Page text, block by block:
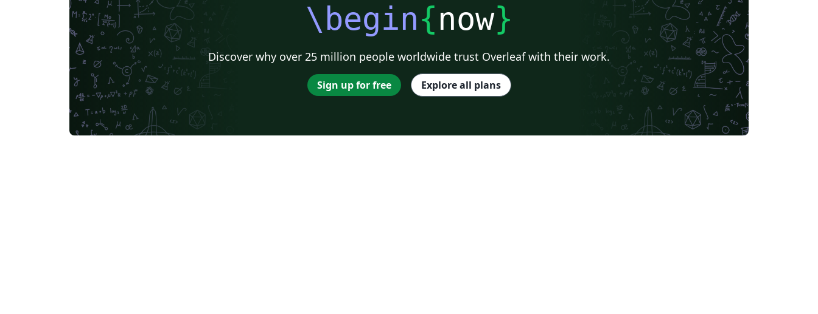
\begin{now}
Discover why over 25 million people worldwide trust Overleaf with their work.
Sign up for free Explore all plans